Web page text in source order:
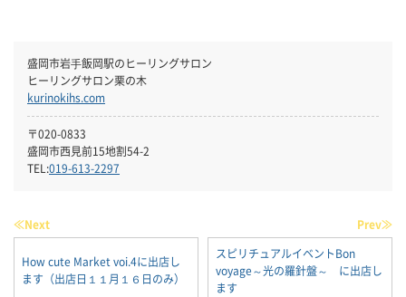
盛岡市岩⼿飯岡駅のヒーリングサロン
ヒーリングサロン栗の木
kurinokihs.com
〒020-0833
盛岡市西見前15地割54-2
TEL:019-613-2297
≪Next
How cute Market voi.4に出店し
ます（出店日１１月１６日のみ）
Prev≫
スピリチュアルイベントBon
voyage～光の羅針盤～ に出店し
ます